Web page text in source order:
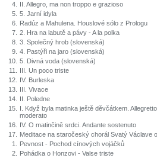
4.
II. Allegro, ma non troppo e grazioso
5. 5. Jarní idyla
6.
Radúz a Mahulena. Houslové sólo z Prologu
7. 2. Hra na labutě a pávy - A la polka
8. 3. Společný hrob (slovenská)
9. 4. Pastýři na jaro (slovenská)
10. 5. Divná voda (slovenská)
11.
III. Un poco triste
12.
IV. Burleska
13.
III. Vivace
14.
II. Poledne
15.
I. Když byla matinka ještě děvčátkem.
moderato
16.
IV. O matinčině srdci. Andante sostenuto
17.
Meditace na staročeský chorál Svatý Václave
1.
Pevnost - Pochod cínových vojáčků
2.
Pohádka o Honzovi - Valse triste